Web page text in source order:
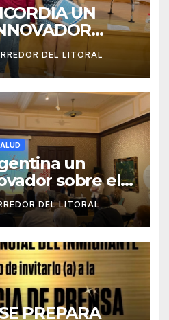
UN
Y LA
DEL LITORAL
un
sobre el
DEL LITORAL
PREPARA